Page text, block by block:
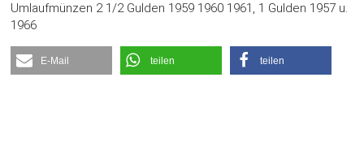
Umlaufmünzen 2 1/2 Gulden 1959 1960 1961, 1 Gulden 1957 u.
1966
E-Mail teilen teilen